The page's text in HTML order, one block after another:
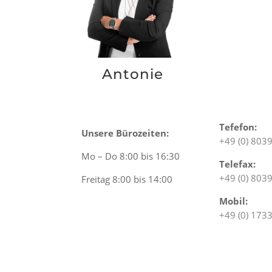
Antonie
Unsere Bürozeiten:
Mo – Do 8:00 bis 16:30
Freitag 8:00 bis 14:00
Tefefon:
+49 (0)
Telefax:
+49 (0)
Mobil:
+49 (0)